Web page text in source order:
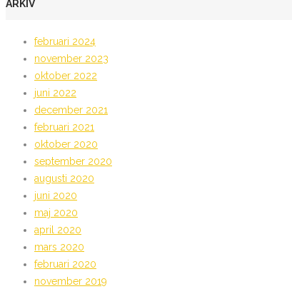
ARKIV
februari 2024
november 2023
oktober 2022
juni 2022
december 2021
februari 2021
oktober 2020
september 2020
augusti 2020
juni 2020
maj 2020
april 2020
mars 2020
februari 2020
november 2019